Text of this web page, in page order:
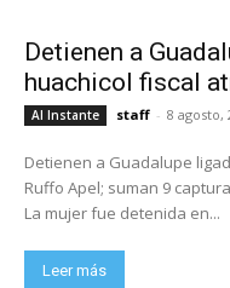
Detienen a
huachicol fiscal
Al Instante staff - 8 agosto,
Detienen a Guadalupe
Ruffo Apel; suman 9
La mujer fue detenida en...
Leer más